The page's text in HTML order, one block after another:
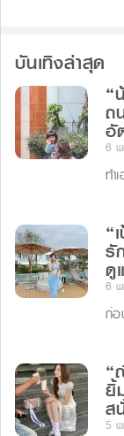
บันเทิงล่าสุด
“
ถ
อั
6
ทำ
“
รั
ดู
6
ก่อ
“
ยิ้
ส
5